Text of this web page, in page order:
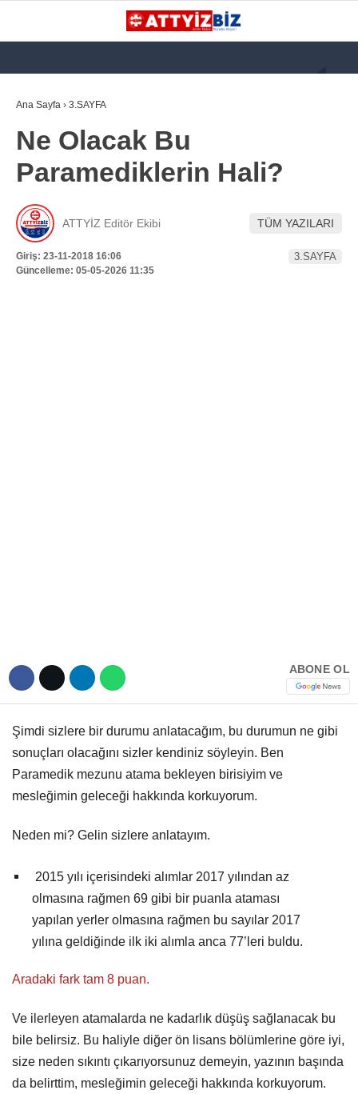
Telegram
KATEGORİLER
GÜNDEM
KPSS
ATT
Ana Sayfa › 3.SAYFA
Ne Olacak Bu
Paramediklerin Hali?
ATTYİZ Editör Ekibi TÜM YAZILARI
Giriş: 23-11-2018 16:06
Güncelleme: 05-05-2026 11:35
3.SAYFA
ABONE OL
Şimdi sizlere bir durumu anlatacağım, bu durumun ne gibi
sonuçları olacağını sizler kendiniz söyleyin. Ben
Paramedik mezunu atama bekleyen birisiyim ve
mesleğimin geleceği hakkında korkuyorum.
Neden mi? Gelin sizlere anlatayım.
2015 yılı içerisindeki alımlar 2017 yılından az
olmasına rağmen 69 gibi bir puanla ataması
yapılan yerler olmasına rağmen bu sayılar 2017
yılına geldiğinde ilk iki alımla anca 77’leri buldu.
Aradaki fark tam 8 puan.
Ve ilerleyen atamalarda ne kadarlık düşüş sağlanacak bu
bile belirsiz. Bu haliyle diğer ön lisans bölümlerine göre iyi,
size neden sıkıntı çıkarıyorsunuz demeyin, yazının başında
da belirttim, mesleğimin geleceği hakkında korkuyorum.